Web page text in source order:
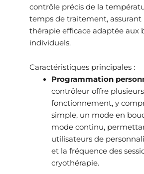
contrôle précis de la
temps de traitement, assurant
thérapie efficace adaptée aux
individuels.
Caractéristiques principales :
Programmation
contrôleur offre
fonctionnement, y
simple, un mode en
mode continu,
utilisateurs de
et la fréquence des
cryothérapie.